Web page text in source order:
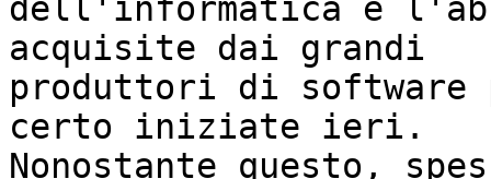
dell'informatica e
acquisite dai grandi
produttori di software
certo iniziate ieri.
Nonostante questo,